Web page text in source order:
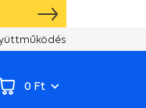
szervizközpont
0 Ft